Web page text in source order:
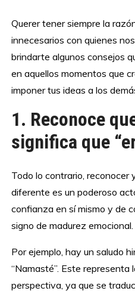
Querer tener siempre la
innecesarios con quienes
brindarte algunos consejos
en aquellos momentos que
imponer tus ideas a los
1. Reconoce
significa que
Todo lo contrario, reconocer
diferente es un poderoso
confianza en sí mismo y de
signo de madurez emocional.
Por ejemplo, hay un saludo
“Namasté”. Este representa
perspectiva, ya que se